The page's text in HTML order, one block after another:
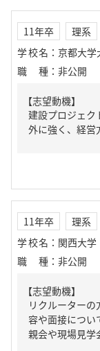
11年卒 理系
学校名 ： 京都大学
職種 ： 非公開
【志望動機】
建設プロジェク
外に強く、経営
11年卒 理系
学校名 ： 関西大学
職種 ： 非公開
【志望動機】
リクルーター
容や面接につい
親会や現場見学